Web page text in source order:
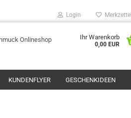
Login Merkzettel
Onlineshop Ihr Warenkorb
0,00 EUR
KUNDENFLYER GESCHENKIDEEN